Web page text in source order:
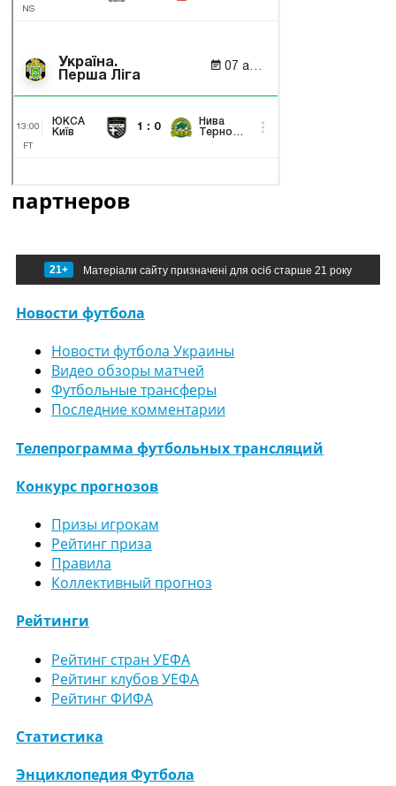
партнеров
21+ Матеріали сайту призначені для осіб старше 21 року
Новости футбола
Новости футбола Украины
Видео обзоры матчей
Футбольные трансферы
Последние комментарии
Телепрограмма футбольных трансляций
Конкурс прогнозов
Призы игрокам
Рейтинг приза
Правила
Коллективный прогноз
Рейтинги
Рейтинг стран УЕФА
Рейтинг клубов УЕФА
Рейтинг ФИФА
Статистика
Энциклопедия Футбола